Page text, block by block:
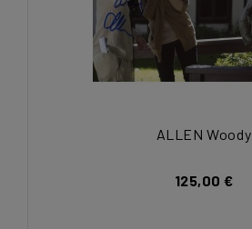
ALLEN Woody
125,00 €